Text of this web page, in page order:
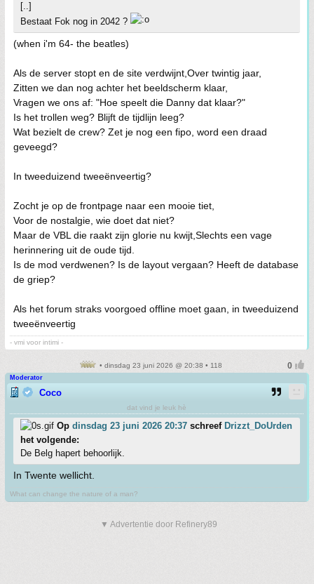
[..]
Bestaat Fok nog in 2042 ?
(when i'm 64- the beatles)
Als de server stopt en de site verdwijnt,Over twintig jaar,
Zitten we dan nog achter het beeldscherm klaar,
Vragen we ons af: "Hoe speelt die Danny dat klaar?"
Is het trollen weg? Blijft de tijdlijn leeg?
Wat bezielt de crew? Zet je nog een fipo, word een draad
geveegd?
In tweeduizend tweeënveertig?
Zocht je op de frontpage naar een mooie tiet,
Voor de nostalgie, wie doet dat niet?
Maar de VBL die raakt zijn glorie nu kwijt,Slechts een vage
herinnering uit de oude tijd.
Is de mod verdwenen? Is de layout vergaan? Heeft de database
de griep?
Als het forum straks voorgoed offline moet gaan, in tweeduizend
tweeënveertig
- vmi voor intimi -
• dinsdag 23 juni 2026 @ 20:38 • 118
Moderator
Coco
dat vind je leuk hè
Op dinsdag 23 juni 2026 20:37 schreef Drizzt_DoUrden
het volgende:
De Belg hapert behoorlijk.
In Twente wellicht.
What can change the nature of a man?
▼ Advertentie door Refinery89